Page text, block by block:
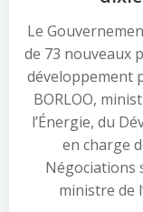
Le
de 73 nouveaux
développement
BORLOO,
l’Énergie, du
en charge
Négociations
ministre de